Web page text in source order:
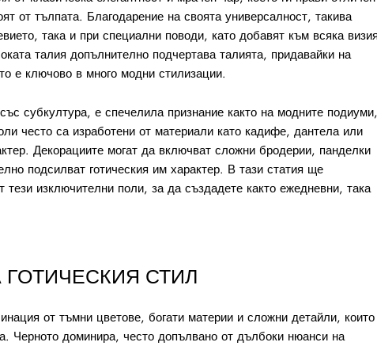
от тълпата. Благодарение на своята универсалност, такива
така и при специални поводи, като добавят към всяка визия
талия допълнително подчертава талията, придавайки на
е ключово в много модни стилизации.
субкултура, е спечелила признание както на модните подиуми,
често са изработени от материали като кадифе, дантела или
Декорациите могат да включват сложни бродерии, панделки
подсилват готическия им характер. В тази статия ще
тези изключителни поли, за да създадете както ежедневни, така
СТИЛ
от тъмни цветове, богати материи и сложни детайли, които
Черното доминира, често допълвано от дълбоки нюанси на